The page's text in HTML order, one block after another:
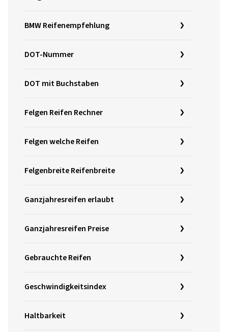
BMW Reifenempfehlung
DOT-Nummer
DOT mit Buchstaben
Felgen Reifen Rechner
Felgen welche Reifen
Felgenbreite Reifenbreite
Ganzjahresreifen erlaubt
Ganzjahresreifen Preise
Gebrauchte Reifen
Geschwindigkeitsindex
Haltbarkeit